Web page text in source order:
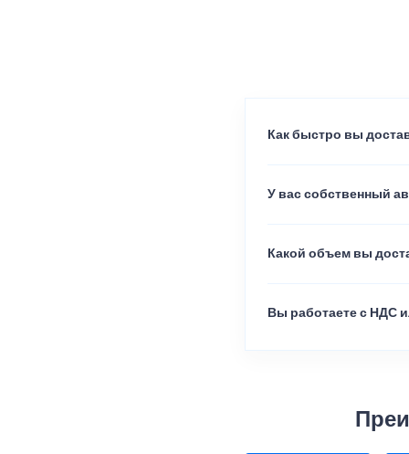
Как быстро вы
У вас собственный
Какой объем вы
Вы работаете с НДС